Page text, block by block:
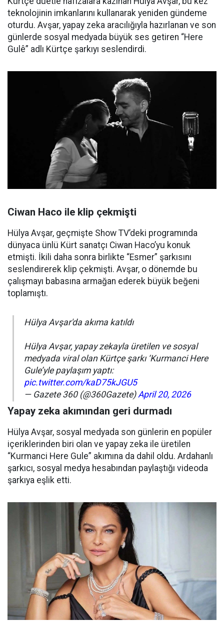
teknolojinin imkanlarını kullanarak yeniden gündeme
oturdu. Avşar, yapay zeka aracılığıyla hazırlanan ve son
günlerde sosyal medyada büyük ses getiren “Here
Gulê” adlı Kürtçe şarkıyı seslendirdi.
Ciwan Haco ile klip çekmişti
Hülya Avşar, geçmişte Show TV’deki programında
dünyaca ünlü Kürt sanatçı Ciwan Haco’yu konuk
etmişti. İkili daha sonra birlikte “Esmer” şarkısını
seslendirerek klip çekmişti. Avşar, o dönemde bu
çalışmayı babasına armağan ederek büyük beğeni
toplamıştı.
Hülya Avşar'da akıma katıldı
Hülya Avşar, yapay zekayla üretilen ve sosyal
medyada viral olan Kürtçe şarkı ‘Kurmanci Here
Gule’yle paylaşım yaptı:
pic.twitter.com/kaD75kJGU5
— Gazete 360 (@360Gazete)April 20, 2026
Yapay zeka akımından geri durmadı
Hülya Avşar, sosyal medyada son günlerin en popüler
içeriklerinden biri olan ve yapay zeka ile üretilen
“Kurmanci Here Gule” akımına da dahil oldu. Ardahanlı
şarkıcı, sosyal medya hesabından paylaştığı videoda
şarkıya eşlik etti.